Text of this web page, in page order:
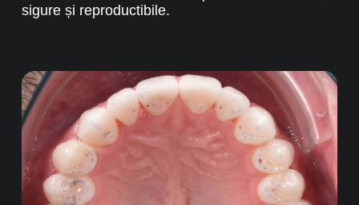
sigure și reproductibile.